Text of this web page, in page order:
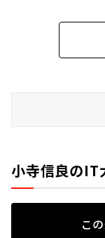
小寺信良のIT
こ